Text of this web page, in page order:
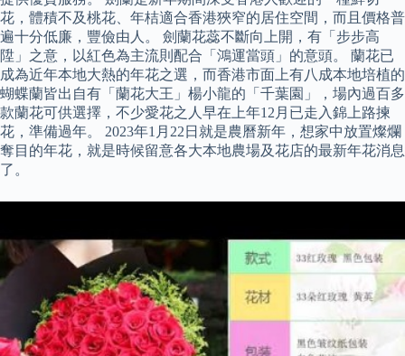
花，體積不及桃花、年桔適合香港狹窄的居住空間，而且價格普
遍十分低廉，豐儉由人。 劍蘭花蕊不斷向上開，有「步步高
陞」之意，以紅色為主流則配合「鴻運當頭」的意頭。 蘭花已
成為近年本地大熱的年花之選，而香港市面上有八成本地培植的
蝴蝶蘭皆出自有「蘭花大王」楊小龍的「千葉園」，場內過百多
款蘭花可供選擇，不少愛花之人早在上年12月已走入錦上路揀
花，準備過年。 2023年1月22日就是農曆新年，想家中放置燦爛
奪目的年花，就是時候留意各大本地農場及花店的最新年花消息
了。